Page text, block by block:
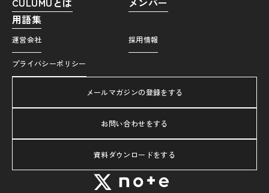
用語集
運営会社 採用情報
プライバシーポリシー
メールマガジンの登録をする
お問い合わせをする
資料ダウンロードをする